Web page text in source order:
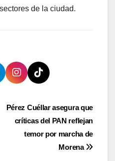
de la ciudad.
Pérez Cuéllar asegura que
críticas del PAN reflejan
temor por marcha de
Morena